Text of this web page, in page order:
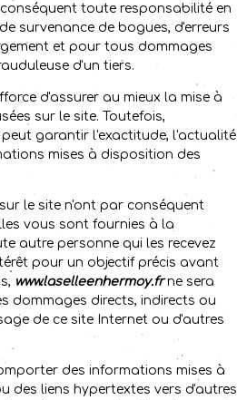
toute responsabilité en
survenance de bogues, d'erreurs
et pour tous dommages
d'un tiers.
d'assurer au mieux la mise à
sur le site. Toutefois,
garantir l'exactitude, l'actualité
mises à disposition des
le site n'ont par conséquent
vous sont fournies à la
autre personne qui les recevez
pour un objectif précis avant
www.laselleenhermoy.frne sera
dommages directs, indirects ou
de ce site Internet ou d'autres
des informations mises à
des liens hypertextes vers d'autres